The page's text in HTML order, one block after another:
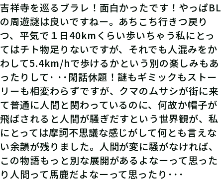
吉祥寺を巡るブラレ！面白かったです！やっぱBL
の周遊謎は良いですねー。あちこち行きつ戻り
つ、平気で１日40kmくらい歩いちゃう私にとっ
てはチト物足りないですが、それでも人混みをか
わして5.4km/hで歩けるかという別の楽しみもあ
ったりして･ ･･閑話休題！謎もギミックもストー
リーも相変わらずですが、クマのムサシが街に来
て普通に人間と関わっているのに、何故か帽子が
飛ばされると人間が騒ぎだすという世界観が、私
にとっては摩訶不思議な感じがして何とも言えな
い余韻が残りました。人間が変に騒がなければ、
この物語もっと別な展開があるよなーって思った
り人間って馬鹿だよなーって思ったり･･･